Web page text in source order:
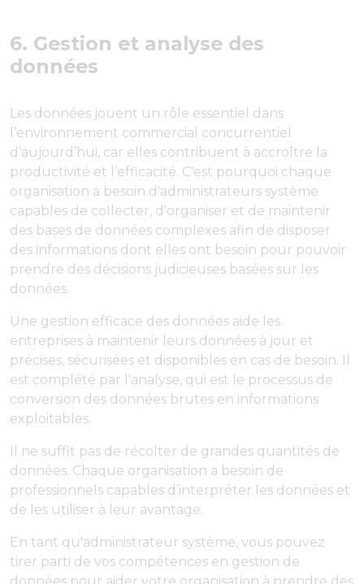
6. Gestion et analyse des
données
Les données jouent un rôle essentiel dans
l’environnement commercial concurrentiel
d’aujourd’hui, car elles contribuent à accroître la
productivité et l’efficacité. C'est pourquoi chaque
organisation a besoin d'administrateurs système
capables de collecter, d'organiser et de maintenir
des bases de données complexes afin de disposer
des informations dont elles ont besoin pour pouvoir
prendre des décisions judicieuses basées sur les
données.
Une gestion efficace des données aide les
entreprises à maintenir leurs données à jour et
précises, sécurisées et disponibles en cas de besoin. Il
est complété par l'analyse, qui est le processus de
conversion des données brutes en informations
exploitables.
Il ne suffit pas de récolter de grandes quantités de
données. Chaque organisation a besoin de
professionnels capables d’interpréter les données et
de les utiliser à leur avantage.
En tant qu'administrateur système, vous pouvez
tirer parti de vos compétences en gestion de